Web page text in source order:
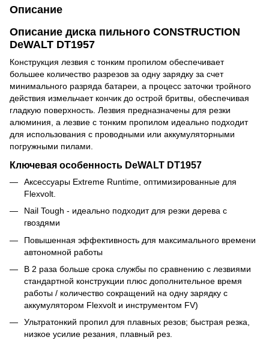
Описание
Описание диска пильного CONSTRUCTION
DeWALT DT1957
Конструкция лезвия с тонким пропилом обеспечивает
большее количество разрезов за одну зарядку за счет
минимального разряда батареи, а процесс заточки тройного
действия измельчает кончик до острой бритвы, обеспечивая
гладкую поверхность. Лезвия предназначены для резки
алюминия, а лезвие с тонким пропилом идеально подходит
для использования с проводными или аккумуляторными
погружными пилами.
Ключевая особенность DeWALT DT1957
Аксессуары Extreme Runtime, оптимизированные для
Flexvolt.
Nail Tough - идеально подходит для резки дерева с
гвоздями
Повышенная эффективность для максимального времени
автономной работы
В 2 раза больше срока службы по сравнению с лезвиями
стандартной конструкции плюс дополнительное время
работы / количество сокращений на одну зарядку с
аккумулятором Flexvolt и инструментом FV)
Ультратонкий пропил для плавных резов; быстрая резка,
низкое усилие резания, плавный рез.